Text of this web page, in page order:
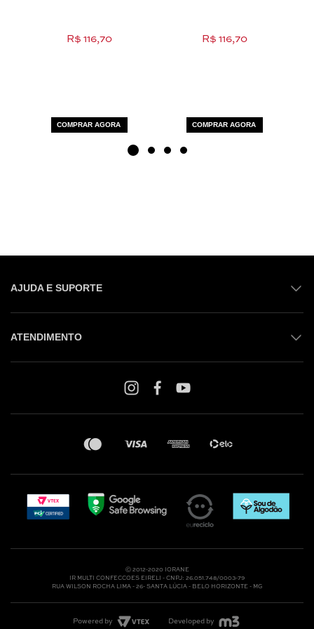
R$ 116,70
COMPRAR AGORA
R$ 116,70
COMPRAR AGORA
AJUDA E SUPORTE
ATENDIMENTO
Whatsapp: (31) 97219-6604
Nossas Lojas
Ⓒ 2012-2020 IORANE
IR MULTI CONFECCOES EIRELI - CNPJ: 26.051.748/0003-79
RUA WILSON ROCHA LIMA - 26- SANTA LÚCIA - BELO HORIZONTE - MG
Powered by Developed by